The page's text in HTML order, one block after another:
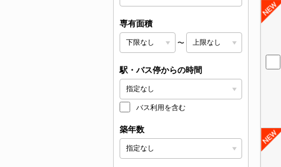
専有面積
〜
駅・バス停からの時間
バス利用を含む
築年数